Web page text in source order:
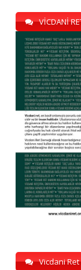
VİCDANİ
Vicdani Ret